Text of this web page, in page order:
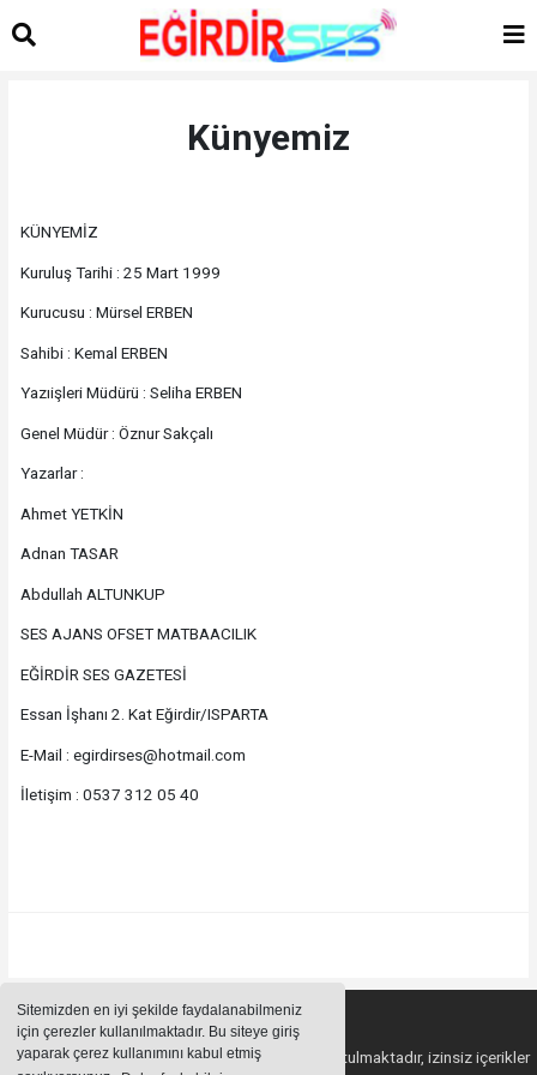
Sitemizden en iyi şekilde faydalanabilmeniz
için çerezler kullanılmaktadır. Bu siteye giriş
yaparak çerez kullanımını kabul etmiş
Künyemiz
KÜNYEMİZ
Kuruluş Tarihi : 25 Mart 1999
Kurucusu : Mürsel ERBEN
Sahibi : Kemal ERBEN
Yazıişleri Müdürü : Seliha ERBEN
Genel Müdür : Öznur Sakçalı
Yazarlar :
Ahmet YETKİN
Adnan TASAR
Abdullah ALTUNKUP
SES AJANS OFSET MATBAACILIK
EĞİRDİR SES GAZETESİ
Essan İşhanı 2. Kat Eğirdir/ISPARTA
E-Mail : egirdirses@hotmail.com
İletişim : 0537 312 05 40
Sitemizde bulunan içeriklerin tüm hakları saklı tutulmaktadır, izinsiz içerikler